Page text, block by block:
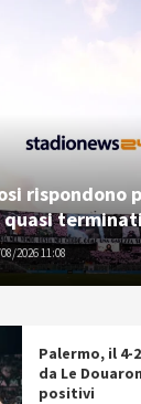
rispondono
quasi
2026 11:08
Palermo, il 4-
da Le
positivi